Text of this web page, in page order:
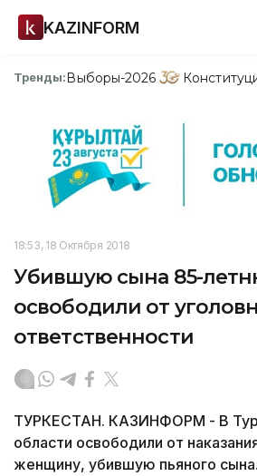
KAZINFORM
Тренды:Выборы-2026
18:53, 18 Октября 2018
Убившую сына 85-
освободили от
ответственности
ТУРКЕСТАН. КАЗИНФОРМ - В
области освободили от
женщину, убившую пьяного